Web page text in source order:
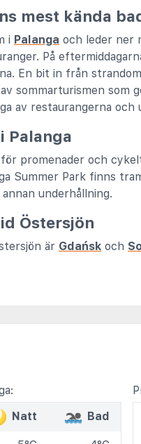
mest kända
i Palanga och leder ner
På
En bit in från
sommarturismen som
av restaurangerna och
Palanga
promenader och
Summer Park finns
underhållning.
Östersjön
är Gdańsk och
Natt Bad